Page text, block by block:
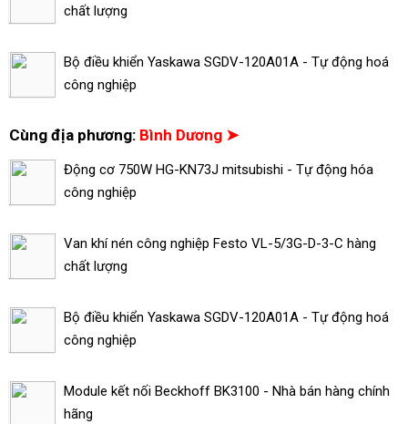
chất lượng
Bộ điều khiển Yaskawa SGDV-120A01A - Tự động hoá
công nghiệp
Cùng địa phương: Bình Dương ➤
Động cơ 750W HG-KN73J mitsubishi - Tự động hóa
công nghiệp
Van khí nén công nghiệp Festo VL-5/3G-D-3-C hàng
chất lượng
Bộ điều khiển Yaskawa SGDV-120A01A - Tự động hoá
công nghiệp
Module kết nối Beckhoff BK3100 - Nhà bán hàng chính
hãng